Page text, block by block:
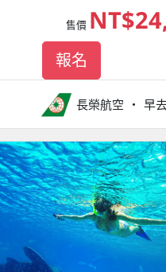
長榮航空 早
售價
報名